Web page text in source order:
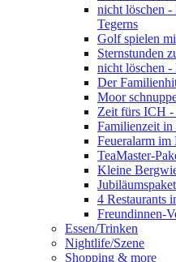
nicht löschen -
Tegerns
Golf spielen
Sternstunden
nicht löschen
Der
Moor
Zeit fürs ICH
Familienzeit in
Feueralarm im
TeaMaster-
Kleine
4 Restaurants
Freundinnen-
Essen/Trinken
Nightlife/Szene
Shopping & more